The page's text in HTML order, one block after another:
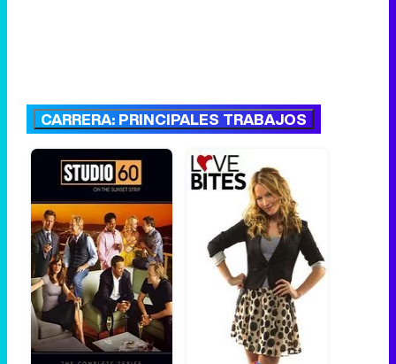
CARRERA: PRINCIPALES TRABAJOS